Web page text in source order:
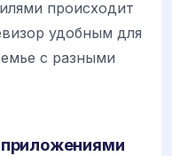
происходит
удобным для
с разными
приложениями